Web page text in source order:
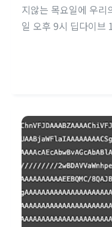
지않는 목요일에 우리
일 오후 9시 딥다이브
메모리를 사용해 데
즉 1바이트 단위로 데
셀은 고유의 메모리
10은 메모리상의 임
되고 cpu는 이 값을 ..